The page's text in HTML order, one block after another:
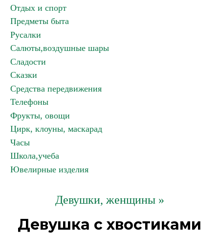
Отдых и спорт
Предметы быта
Русалки
Салюты,воздушные шары
Сладости
Сказки
Средства передвижения
Телефоны
Фрукты, овощи
Цирк, клоуны, маскарад
Часы
Школа,учеба
Ювелирные изделия
Девушки, женщины »
Девушка с хвостиками